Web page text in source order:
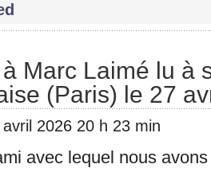
Marc Laimé lu à
(Paris) le 27
2026 20 h 23 min
avec lequel nous